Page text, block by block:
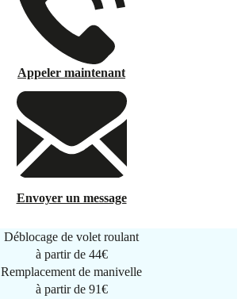
Appeler maintenant
Envoyer un message
Déblocage de volet roulant
à partir de 44€
Remplacement de manivelle
à partir de 91€